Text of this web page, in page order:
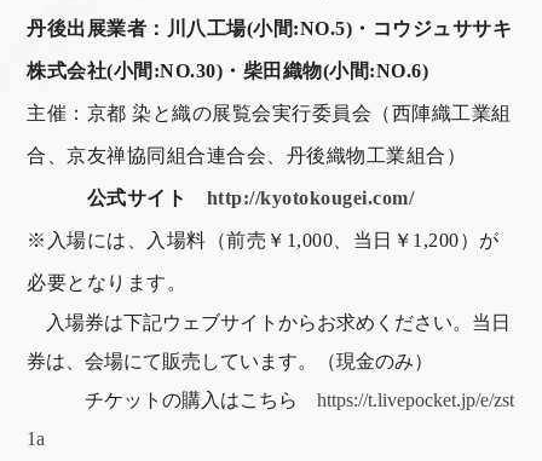
丹後出展業者：川八工場(小間:NO.5)・ コウジュササキ
株式会社(小間:NO.30)・柴田織物(小間:NO.6)
主催：京都 染と織の展覧会実行委員会（西陣織工業組
合、京友禅協同組合連合会、丹後織物工業組合）
公式サイト http://kyotokougei.com/
※入場には、入場料（前売￥1,000、当日￥1,200）が
必要となります。
入場券は下記ウェブサイトからお求めください。当日
券は、会場にて販売しています。（現金のみ）
チケットの購入はこちらhttps://t.livepocket.jp/e/zst
1a